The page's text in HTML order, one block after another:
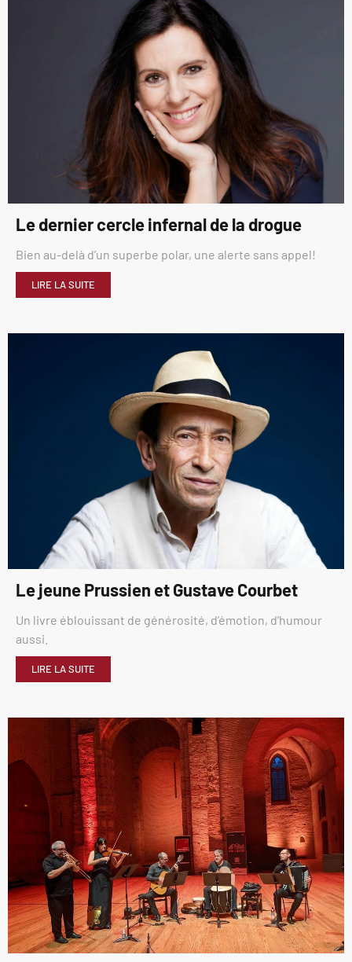
Le dernier cercle infernal de la drogue
Bien au-delà d’un superbe polar, une alerte sans appel!
LIRE LA SUITE
Le jeune Prussien et Gustave Courbet
Un livre éblouissant de générosité, d’émotion, d’humour
aussi.
LIRE LA SUITE